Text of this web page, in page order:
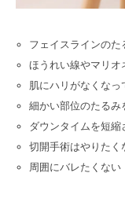
フェイスラインの
ほうれい線やマリオ
肌にハリがなくなっ
細かい部位のたるみ
ダウンタイムを短縮
切開手術はやりたく
周囲にバレたくな